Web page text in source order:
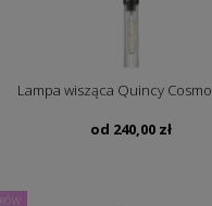
Lampa wisząca Quincy
od 240,00 zł